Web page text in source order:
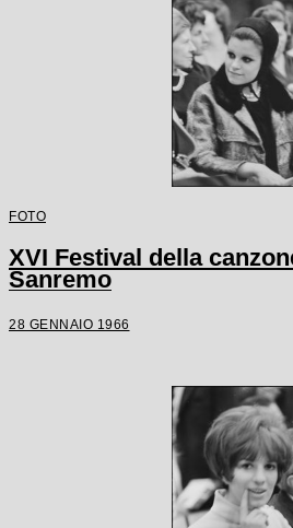
FOTO
XVI Festival della
Sanremo
28 GENNAIO 1966